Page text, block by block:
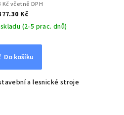
Kč včetně DPH
Kč
(2-5 prac. dnů)
Do košíku
a lesnické stroje